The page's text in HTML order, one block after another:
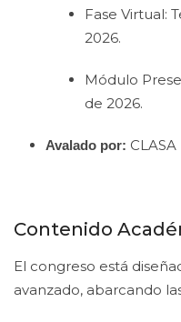
Fase Virtual:
2026.
Módulo
de 2026.
Avalado por:
Contenido
El congreso está
avanzado, abarcando